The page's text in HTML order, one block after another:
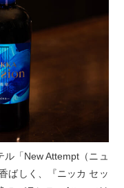
ル「New Attempt（ニュ
ばしく、『ニッカ セッ